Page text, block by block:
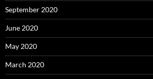
September 2020
June 2020
May 2020
March 2020